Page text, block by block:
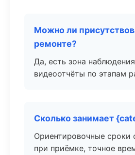
Можно ли
ремонте?
Да, есть зона
видеоотчёты по этапам
Сколько занимает
Ориентировочные сроки
при приёмке, точное